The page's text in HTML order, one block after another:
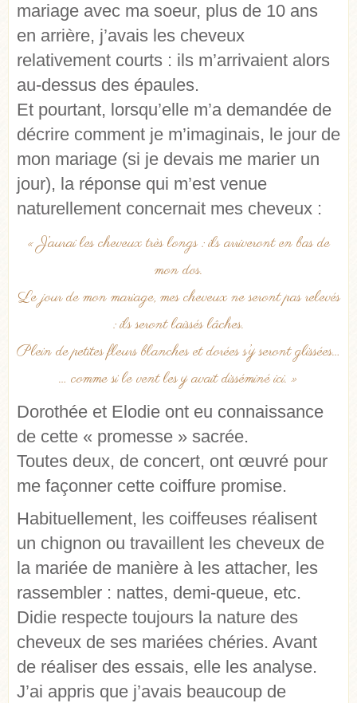
mariage avec ma soeur, plus de 10 ans
en arrière, j’avais les cheveux
relativement courts : ils m’arrivaient alors
au-dessus des épaules.
Et pourtant, lorsqu’elle m’a demandée de
décrire comment je m’imaginais, le jour de
mon mariage (si je devais me marier un
jour), la réponse qui m’est venue
naturellement concernait mes cheveux :
« J’aurai les cheveux très longs : ils arriveront en bas de
mon dos.
Le jour de mon mariage, mes cheveux ne seront pas relevés
: ils seront laissés lâches.
Plein de petites fleurs blanches et dorées s’y seront glissées…
… comme si le vent les y avait disséminé ici. »
Dorothée et Elodie ont eu connaissance
de cette « promesse » sacrée.
Toutes deux, de concert, ont œuvré pour
me façonner cette coiffure promise.
Habituellement, les coiffeuses réalisent
un chignon ou travaillent les cheveux de
la mariée de manière à les attacher, les
rassembler : nattes, demi-queue, etc.
Didie respecte toujours la nature des
cheveux de ses mariées chéries. Avant
de réaliser des essais, elle les analyse.
J’ai appris que j’avais beaucoup de